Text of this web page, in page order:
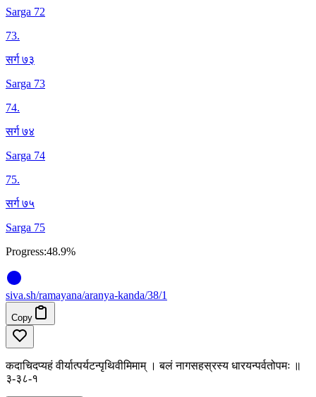
Sarga 72
73.
सर्ग ७३
Sarga 73
74.
सर्ग ७४
Sarga 74
75.
सर्ग ७५
Sarga 75
Progress:48.9%
siva.sh/ramayana/aranya-kanda/38/1
Copy
कदाचिदप्यहं वीर्यात्पर्यटन्पृथिवीमिमाम् । बलं नागसहस्रस्य धारयन्पर्वतोपमः ॥
३-३८-१